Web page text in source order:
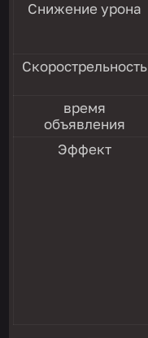
Снижение урона
Скорострельность
время
объявления
Эффект